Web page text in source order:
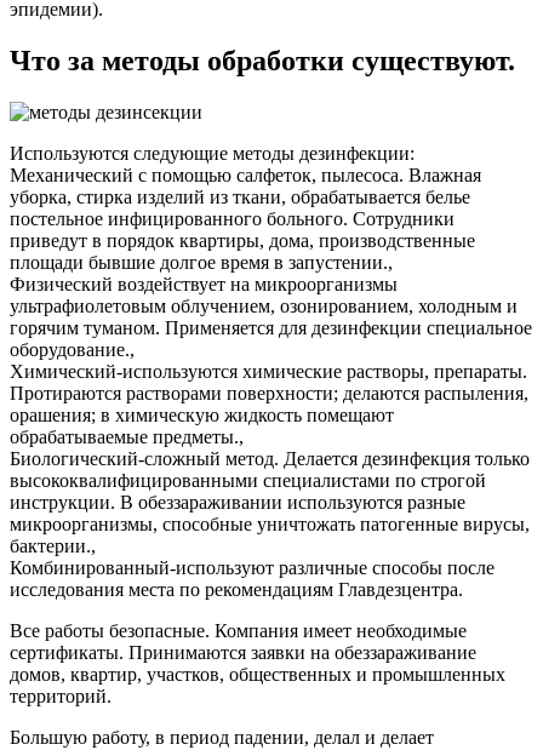
эпидемии).
Что за методы обработки существуют.
Используются следующие методы дезинфекции:
Механический с помощью салфеток, пылесоса. Влажная
уборка, стирка изделий из ткани, обрабатывается белье
постельное инфицированного больного. Сотрудники
приведут в порядок квартиры, дома, производственные
площади бывшие долгое время в запустении.,
Физический воздействует на микроорганизмы
ультрафиолетовым облучением, озонированием, холодным и
горячим туманом. Применяется для дезинфекции специальное
оборудование.,
Химический-используются химические растворы, препараты.
Протираются растворами поверхности; делаются распыления,
орашения; в химическую жидкость помещают
обрабатываемые предметы.,
Биологический-сложный метод. Делается дезинфекция только
высококвалифицированными специалистами по строгой
инструкции. В обеззараживании используются разные
микроорганизмы, способные уничтожать патогенные вирусы,
бактерии.,
Комбинированный-используют различные способы после
исследования места по рекомендациям Главдезцентра.
Все работы безопасные. Компания имеет необходимые
сертификаты. Принимаются заявки на обеззараживание
домов, квартир, участков, общественных и промышленных
территорий.
Большую работу, в период падении, делал и делает